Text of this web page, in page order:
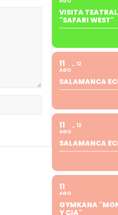
VISITA
"SAFARI WEST"
11
AGO
12
SALAMANCA
11
AGO
12
SALAMANCA
11
AGO
GYMKANA
Y CIA"